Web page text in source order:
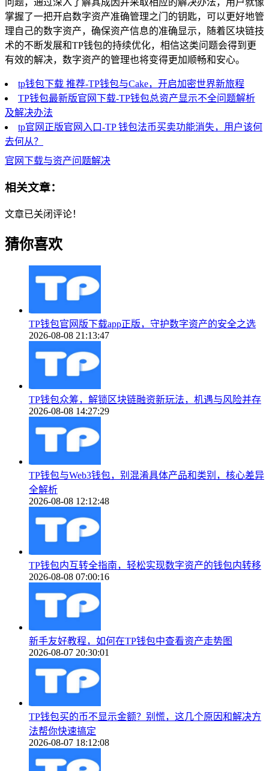
问题，通过深入了解其成因并采取相应的解决办法，用户就像
掌握了一把开启数字资产准确管理之门的钥匙，可以更好地管
理自己的数字资产，确保资产信息的准确显示，随着区块链技
术的不断发展和TP钱包的持续优化，相信这类问题会得到更
有效的解决，数字资产的管理也将变得更加顺畅和安心。
tp钱包下载 推荐-TP钱包与Cake，开启加密世界新旅程
TP钱包最新版官网下载-TP钱包总资产显示不全问题解析
及解决办法
tp官网正版官网入口-TP 钱包法币买卖功能消失，用户该何
去何从？
官网下载与资产问题解决
相关文章：
文章已关闭评论！
猜你喜欢
TP钱包官网版下载app正版，守护数字资产的安全之选
2026-08-08 21:13:47
TP钱包众筹，解锁区块链融资新玩法，机遇与风险并存
2026-08-08 14:27:29
TP钱包与Web3钱包，别混淆具体产品和类别，核心差异
全解析
2026-08-08 12:12:48
TP钱包内互转全指南，轻松实现数字资产的钱包内转移
2026-08-08 07:00:16
新手友好教程，如何在TP钱包中查看资产走势图
2026-08-07 20:30:01
TP钱包买的币不显示金额？别慌，这几个原因和解决方
法帮你快速搞定
2026-08-07 18:12:08